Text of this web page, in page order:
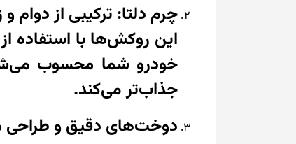
چرم دلتا: ترکیبی از دوام و
این روکش‌ها با استفاده
خودرو شما محسوب
جذاب‌تر می‌کند.
دوخت‌های دقیق و طراحی